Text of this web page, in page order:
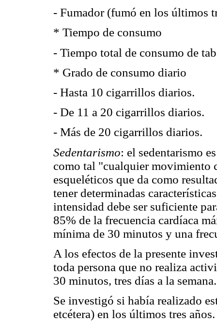
- Fumador (fumó en los últimos
* Tiempo de consumo
- Tiempo total de consumo de
* Grado de consumo diario
- Hasta 10 cigarrillos diarios.
- De 11 a 20 cigarrillos diarios.
- Más de 20 cigarrillos diarios.
Sedentarismo: el sedentarismo
como tal "cualquier movimiento
esqueléticos que da como
tener determinadas
intensidad debe ser suficiente
85% de la frecuencia cardíaca
mínima de 30 minutos y una
A los efectos de la presente
toda persona que no realiza
30 minutos, tres días a la semana.
Se investigó si había realizado
etcétera) en los últimos tres años.